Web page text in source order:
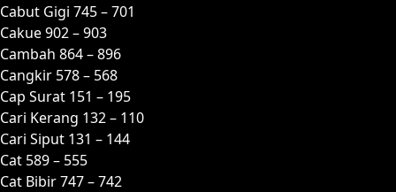
Cabut Gigi 745 – 701
Cakue 902 – 903
Cambah 864 – 896
Cangkir 578 – 568
Cap Surat 151 – 195
Cari Kerang 132 – 110
Cari Siput 131 – 144
Cat 589 – 555
Cat Bibir 747 – 742